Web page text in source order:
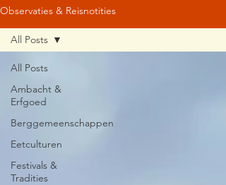
Observaties & Reisnotities
All Posts
Ambacht &
Erfgoed
Berggemeenschappen
Eetculturen
Festivals &
Tradities
All Posts